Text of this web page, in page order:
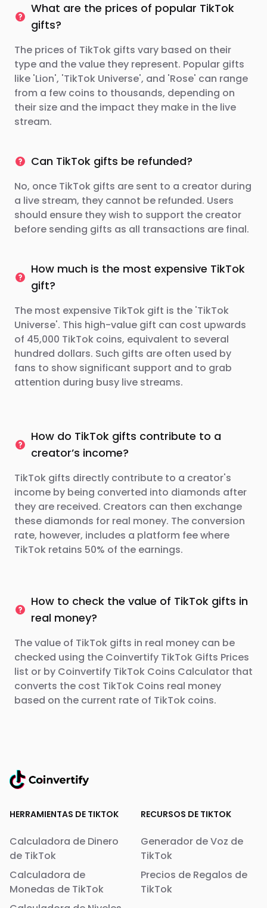
What are the prices of popular TikTok
gifts?
The prices of TikTok gifts vary based on their
type and the value they represent. Popular gifts
like 'Lion', 'TikTok Universe', and 'Rose' can range
from a few coins to thousands, depending on
their size and the impact they make in the live
stream.
Can TikTok gifts be refunded?
No, once TikTok gifts are sent to a creator during
a live stream, they cannot be refunded. Users
should ensure they wish to support the creator
before sending gifts as all transactions are final.
How much is the most expensive TikTok
gift?
The most expensive TikTok gift is the 'TikTok
Universe'. This high-value gift can cost upwards
of 45,000 TikTok coins, equivalent to several
hundred dollars. Such gifts are often used by
fans to show significant support and to grab
attention during busy live streams.
How do TikTok gifts contribute to a
creator’s income?
TikTok gifts directly contribute to a creator's
income by being converted into diamonds after
they are received. Creators can then exchange
these diamonds for real money. The conversion
rate, however, includes a platform fee where
TikTok retains 50% of the earnings.
How to check the value of TikTok gifts in
real money?
The value of TikTok gifts in real money can be
checked using the Coinvertify TikTok Gifts Prices
list or by Coinvertify TikTok Coins Calculator that
converts the cost TikTok Coins real money
based on the current rate of TikTok coins.
HERRAMIENTAS DE TIKTOK
Calculadora de Dinero
de TikTok
Calculadora de
Monedas de TikTok
RECURSOS DE TIKTOK
Generador de Voz de
TikTok
Precios de Regalos de
TikTok